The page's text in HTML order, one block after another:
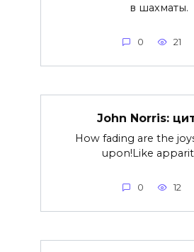
в шахматы.
0 21
John Norris:
How fading are the
upon!Like
0 12